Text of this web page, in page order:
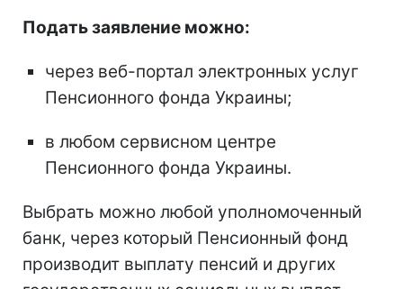
Подать заявление можно:
через веб-портал электронных услуг
Пенсионного фонда Украины;
в любом сервисном центре
Пенсионного фонда Украины.
Выбрать можно любой уполномоченный
банк, через который Пенсионный фонд
производит выплату пенсий и других